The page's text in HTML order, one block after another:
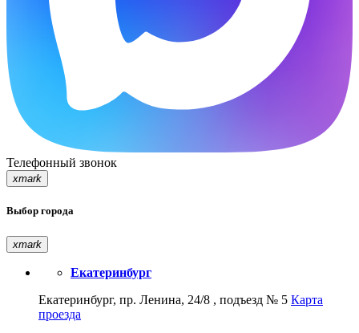
Телефонный звонок
xmark
Выбор города
xmark
Екатеринбург
Екатеринбург, пр. Ленина, 24/8 , подъезд № 5 Карта
проезда